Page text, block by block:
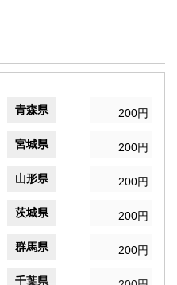
青森県 200円
宮城県 200円
山形県 200円
茨城県 200円
群馬県 200円
千葉県